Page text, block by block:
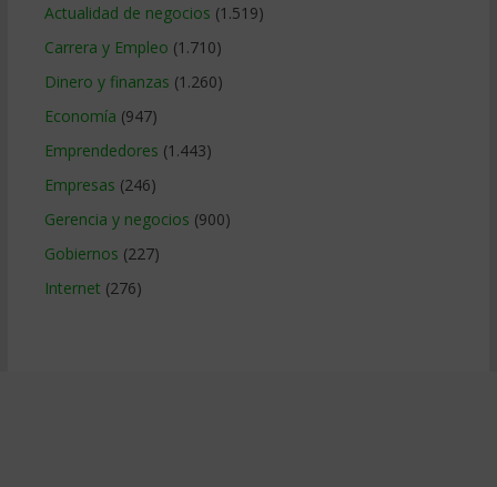
Actualidad de negocios (1.519)
Carrera y Empleo (1.710)
Dinero y finanzas (1.260)
Economía (947)
Emprendedores (1.443)
Empresas (246)
Gerencia y negocios (900)
Gobiernos (227)
Internet (276)